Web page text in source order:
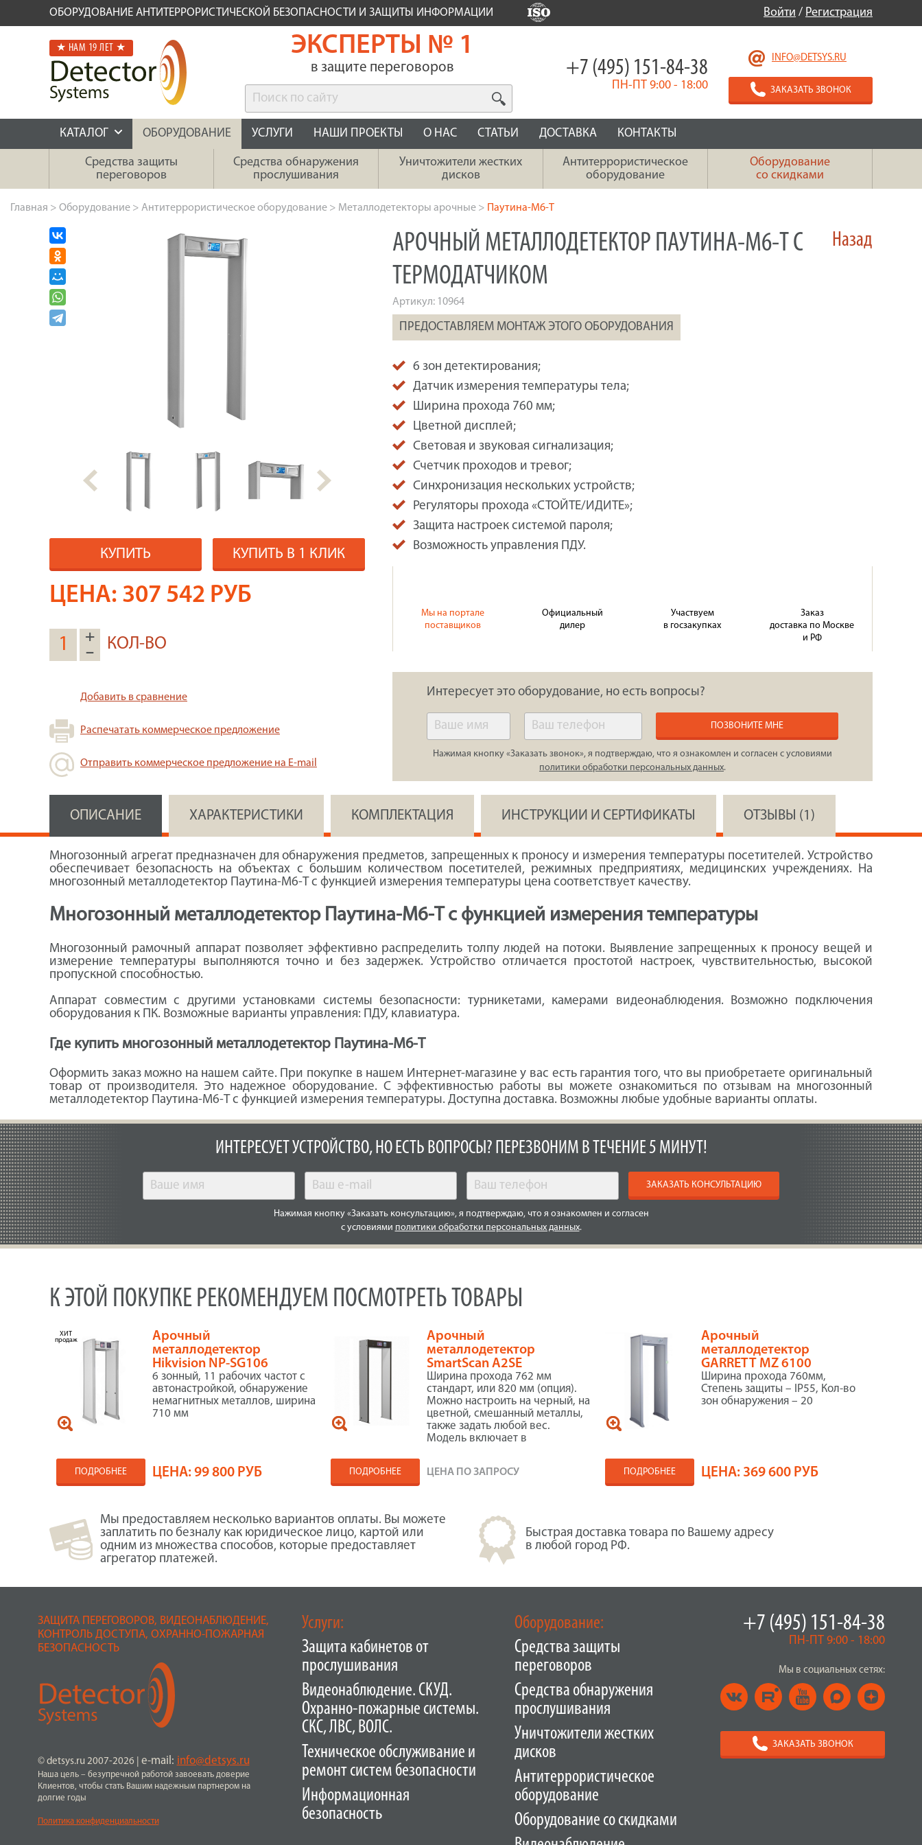
ОБОРУДОВАНИЕ АНТИТЕРРОРИСТИЧЕСКОЙ БЕЗОПАСНОСТИ И ЗАЩИТЫ ИНФОРМАЦИИ Войти / Регистрация
★ НАМ 19 ЛЕТ ★ ЭКСПЕРТЫ № 1
в защите переговоров
INFO@DETSYS.RU
ЗАКАЗАТЬ ЗВОНОК
+7 (495) 151-84-38
ПН-ПТ 9:00 - 18:00
КАТАЛОГ ОБОРУДОВАНИЕ УСЛУГИ НАШИ ПРОЕКТЫ О НАС СТАТЬИ ДОСТАВКА КОНТАКТЫ
Средства защиты
переговоров
Средства обнаружения
прослушивания
Уничтожители жестких
дисков
Антитеррористическое
оборудование
Оборудование
со скидками
Главная > Оборудование > Антитеррористическое оборудование > Металлодетекторы арочные > Паутина-М6-Т
Назад
КУПИТЬ КУПИТЬ В 1 КЛИК
ЦЕНА: 307 542 РУБ
+
–
КОЛ-ВО
Добавить в сравнение
Распечатать коммерческое предложение
Отправить коммерческое предложение на E-mail
АРОЧНЫЙ МЕТАЛЛОДЕТЕКТОР ПАУТИНА-М6-Т С
ТЕРМОДАТЧИКОМ
Артикул: 10964
ПРЕДОСТАВЛЯЕМ МОНТАЖ ЭТОГО ОБОРУДОВАНИЯ
6 зон детектирования;
Датчик измерения температуры тела;
Ширина прохода 760 мм;
Цветной дисплей;
Световая и звуковая сигнализация;
Счетчик проходов и тревог;
Синхронизация нескольких устройств;
Регуляторы прохода «СТОЙТЕ/ИДИТЕ»;
Защита настроек системой пароля;
Возможность управления ПДУ.
Мы на портале
поставщиков
Официальный
дилер
Участвуем
в госзакупках
Заказ
доставка по Москве
и РФ
Интересует это оборудование, но есть вопросы?
ПОЗВОНИТЕ МНЕ
Нажимая кнопку «Заказать звонок», я подтверждаю, что я ознакомлен и согласен с условиями
политики обработки персональных данных.
ОПИСАНИЕ ХАРАКТЕРИСТИКИ КОМПЛЕКТАЦИЯ ИНСТРУКЦИИ И СЕРТИФИКАТЫ ОТЗЫВЫ (1)
Многозонный агрегат предназначен для обнаружения предметов, запрещенных к проносу и измерения температуры посетителей. Устройство
обеспечивает безопасность на объектах с большим количеством посетителей, режимных предприятиях, медицинских учреждениях. На
многозонный металлодетектор Паутина-М6-Т с функцией измерения температуры цена соответствует качеству.
Многозонный металлодетектор Паутина-М6-Т с функцией измерения температуры
Многозонный рамочный аппарат позволяет эффективно распределить толпу людей на потоки. Выявление запрещенных к проносу вещей и
измерение температуры выполняются точно и без задержек. Устройство отличается простотой настроек, чувствительностью, высокой
пропускной способностью.
Аппарат совместим с другими установками системы безопасности: турникетами, камерами видеонаблюдения. Возможно подключения
оборудования к ПК. Возможные варианты управления: ПДУ, клавиатура.
Где купить многозонный металлодетектор Паутина-М6-Т
Оформить заказ можно на нашем сайте. При покупке в нашем Интернет-магазине у вас есть гарантия того, что вы приобретаете оригинальный
товар от производителя. Это надежное оборудование. С эффективностью работы вы можете ознакомиться по отзывам на многозонный
металлодетектор Паутина-М6-Т с функцией измерения температуры. Доступна доставка. Возможны любые удобные варианты оплаты.
ИНТЕРЕСУЕТ УСТРОЙСТВО, НО ЕСТЬ ВОПРОСЫ? ПЕРЕЗВОНИМ В ТЕЧЕНИЕ 5 МИНУТ!
ЗАКАЗАТЬ КОНСУЛЬТАЦИЮ
Нажимая кнопку «Заказать консультацию», я подтверждаю, что я ознакомлен и согласен
с условиями политики обработки персональных данных.
К ЭТОЙ ПОКУПКЕ РЕКОМЕНДУЕМ ПОСМОТРЕТЬ ТОВАРЫ
Арочный
металлодетектор
Hikvision NP-SG106
6 зонный, 11 рабочих частот с
автонастройкой, обнаружение
немагнитных металлов, ширина
710 мм
ХИТ
продаж
ПОДРОБНЕЕ ЦЕНА:99 800 РУБ
Арочный
металлодетектор
SmartScan A2SE
Ширина прохода 762 мм
стандарт, или 820 мм (опция).
Можно настроить на черный, на
цветной, смешанный металлы,
также задать любой вес.
Модель включает в
ПОДРОБНЕЕ ЦЕНА ПО ЗАПРОСУ
Арочный
металлодетектор
GARRETT MZ 6100
Ширина прохода 760мм,
Степень защиты – IP55, Кол-во
зон обнаружения – 20
ПОДРОБНЕЕ ЦЕНА: 369 600 РУБ
Мы предоставляем несколько вариантов оплаты. Вы можете
заплатить по безналу как юридическое лицо, картой или
одним из множества способов, которые предоставляет
агрегатор платежей.
Быстрая доставка товара по Вашему адресу
в любой город РФ.
ЗАЩИТА ПЕРЕГОВОРОВ, ВИДЕОНАБЛЮДЕНИЕ,
КОНТРОЛЬ ДОСТУПА, ОХРАННО-ПОЖАРНАЯ
БЕЗОПАСНОСТЬ
© detsys.ru 2007-2026 e-mail: info@detsys.ru
Наша цель – безупречной работой завоевать доверие
Клиентов, чтобы стать Вашим надежным партнером на
долгие годы
Политика конфиденциальности
Услуги:
Защита кабинетов от
прослушивания
Видеонаблюдение. СКУД.
Охранно-пожарные системы.
СКС, ЛВС, ВОЛС.
Техническое обслуживание и
ремонт систем безопасности
Информационная
безопасность
+7 (495) 151-84-38
ПН-ПТ 9:00 - 18:00
Мы в социальных сетях:
ЗАКАЗАТЬ ЗВОНОК
Оборудование:
Средства защиты
переговоров
Средства обнаружения
прослушивания
Уничтожители жестких
дисков
Антитеррористическое
оборудование
Оборудование со скидками